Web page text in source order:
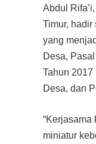
Abdul
Timur,
yang
Desa,
Tahun
Desa, dan
miniatur